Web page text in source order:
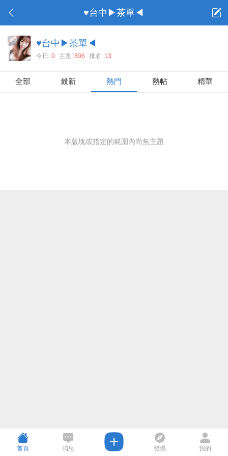
♥台中▶茶單◀
♥台中▶茶單◀
今日: 0 主題: 806 排名: 13
全部 最新 熱門 熱帖 精華
本版塊或指定的範圍內尚無主題
首頁 消息 發現 我的